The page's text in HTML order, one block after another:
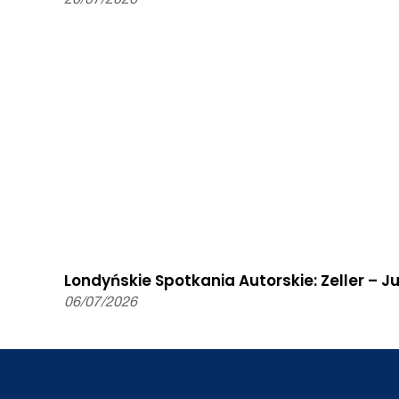
Londyńskie Spotkania Autorskie: Zeller –
06/07/2026